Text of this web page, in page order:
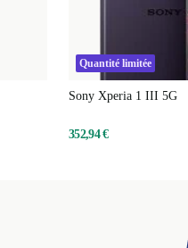
Quantité limitée
Sony Xperia 1 III 5G
352,94 €